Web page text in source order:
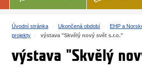
Úvodní stránka Ukončená období
EHP a
projekty
výstava "Skvělý nový svět s.r.o."
výstava "Skvělý